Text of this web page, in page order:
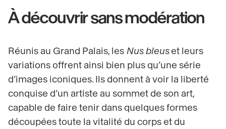
À découvrir sans modération
Réunis au Grand Palais, les Nus bleuset leurs
variations offrent ainsi bien plus qu’une série
d’images iconiques. Ils donnent à voir la liberté
conquise d’un artiste au sommet de son art,
capable de faire tenir dans quelques formes
découpées toute la vitalité du corps et du